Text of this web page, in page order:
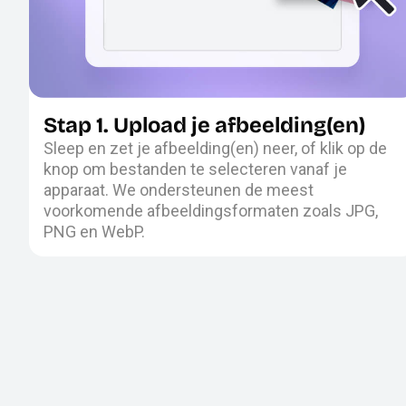
Stap 1. Upload je afbeelding(en)
Sleep en zet je afbeelding(en) neer, of klik op de
knop om bestanden te selecteren vanaf je
apparaat. We ondersteunen de meest
voorkomende afbeeldingsformaten zoals JPG,
PNG en WebP.